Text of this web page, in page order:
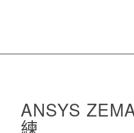
ANSYS
練